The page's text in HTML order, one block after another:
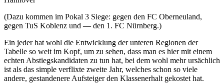
(Dazu kommen im Pokal 3 Siege: gegen den FC Oberneuland,
gegen TuS Koblenz und — den 1. FC Nürnberg.)
Ein jeder hat wohl die Entwicklung der unteren Regionen der
Tabelle so weit im Kopf, um zu sehen, dass man es hier mit einem
echten Abstiegskandidaten zu tun hat, bei dem wohl mehr ursächlich
ist als das simple verflixte zweite Jahr, welches schon so viele
andere, gestandenere Aufsteiger den Klassenerhalt gekostet hat.